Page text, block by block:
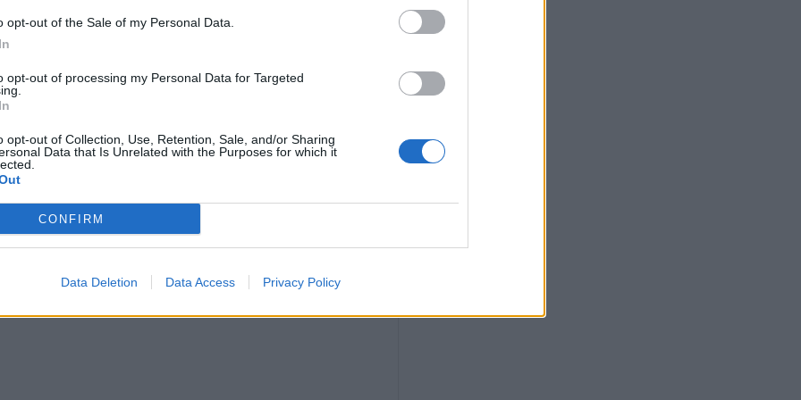
opt-out of the Sale of my Personal Data.
opt-out of processing my Personal Data for Targeted
opt-out of Collection, Use, Retention, Sale, and/or Sharing
Data that Is Unrelated with the Purposes for which it
CONFIRM
Data Deletion Data Access Privacy Policy
λήξη την
λήξη την19:35.
Ανδρέας Ντούνης(Διοικητικών –
(Αθλητισμού),Αμαλία Γκιόκα(Παιδείας) και